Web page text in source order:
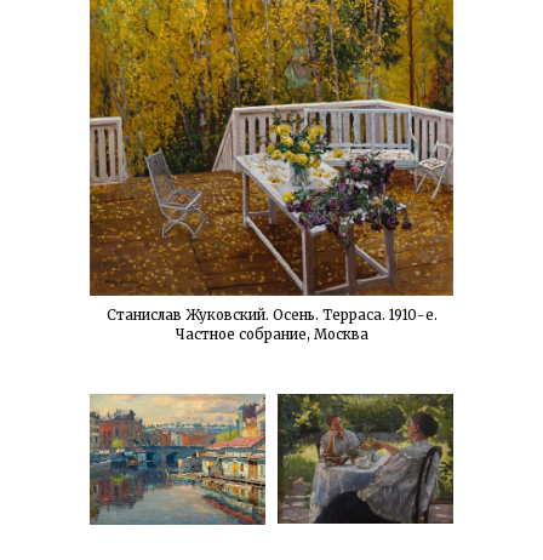
Станислав Жуковский. Осень. Терраса. 1910-е.
Частное собрание, Москва